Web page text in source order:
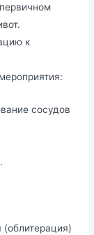
к
сосудов
(облитерация)